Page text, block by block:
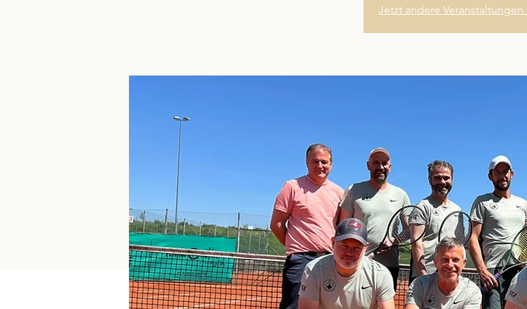
Jetzt andere Veranstaltungen